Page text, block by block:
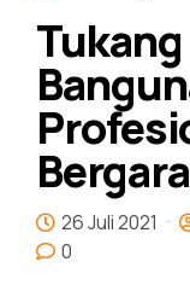
26 Juli 2021
0